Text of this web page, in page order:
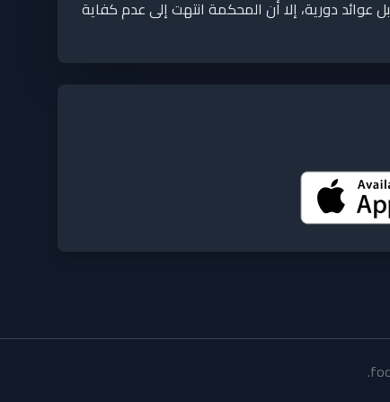
دورية، إلا أن المحكمة انتهت إلى عدم كفاية